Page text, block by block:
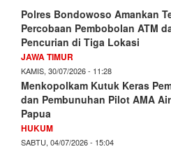
Polres Bondowoso Amankan
Percobaan Pembobolan ATM
Pencurian di Tiga Lokasi
JAWA TIMUR
KAMIS, 30/07/2026 - 11:28
Menkopolkam Kutuk Keras
dan Pembunuhan Pilot AMA
Papua
HUKUM
SABTU, 04/07/2026 - 15:04